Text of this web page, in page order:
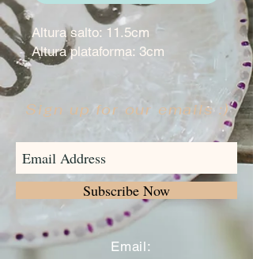
Altura salto: 11.5cm
Altura plataforma: 3cm
Sign up for our emails :)
Subscribe Now
Email: